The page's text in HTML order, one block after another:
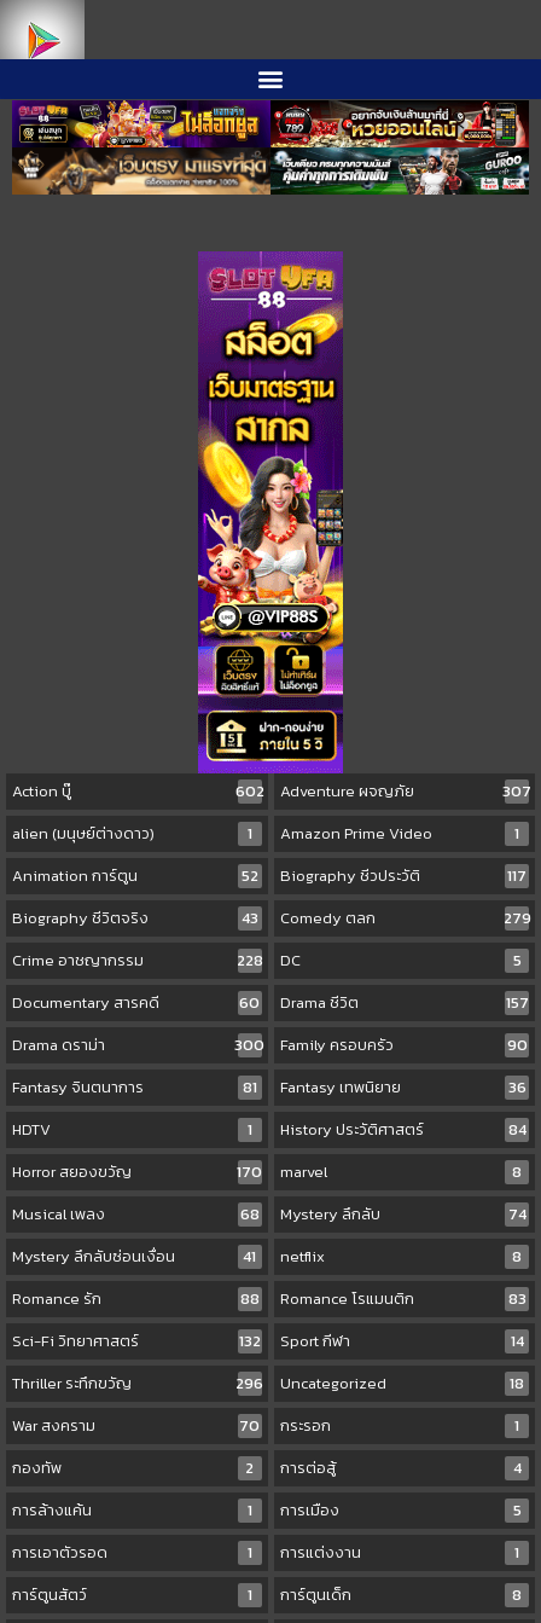
Action บู๊ 602 Adventure ผจญภัย
307
alien (มนุษย์ต่างดาว)
1 Amazon Prime Video
1
Animation การ์ตูน
52 Biography ชีวประวัติ
117
Biography ชีวิตจริง
43 Comedy ตลก
279
Crime อาชญากรรม
228 DC
5
Documentary สารคดี
60 Drama ชีวิต
157
Drama ดราม่า
300 Family ครอบครัว
90
Fantasy จินตนาการ
81 Fantasy เทพนิยาย
36
HDTV
1 History ประวัติศาสตร์
84
Horror สยองขวัญ
170 marvel
8
Musical เพลง
68 Mystery ลึกลับ
74
Mystery ลึกลับซ่อนเงื่อน
41 netflix
8
Romance รัก
88 Romance โรแมนติก
83
Sci-Fi วิทยาศาสตร์
132 Sport กีฬา
14
Thriller ระทึกขวัญ
296 Uncategorized
18
War สงคราม
70 กระรอก
1
กองทัพ
2 การต่อสู้
4
การล้างแค้น
1 การเมือง
5
การเอาตัวรอด
1 การแต่งงาน
1
การ์ตูนสัตว์
1 การ์ตูนเด็ก
8